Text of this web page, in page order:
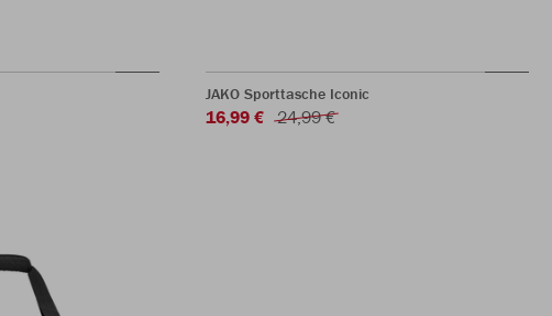
JAKO Sporttasche Iconic
16,99 € 24,99 €